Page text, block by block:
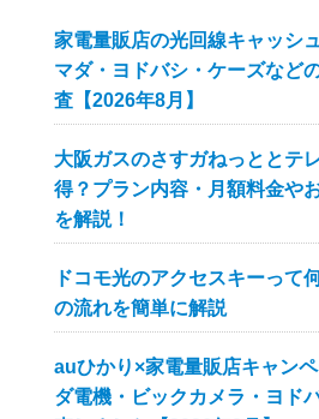
家電量販店の光回線キャッシ
マダ・ヨドバシ・ケーズなど
査【2026年8月】
大阪ガスのさすガねっととテ
得？プラン内容・月額料金や
を解説！
ドコモ光のアクセスキーって
の流れを簡単に解説
auひかり×家電量販店キャン
ダ電機・ビックカメラ・ヨド